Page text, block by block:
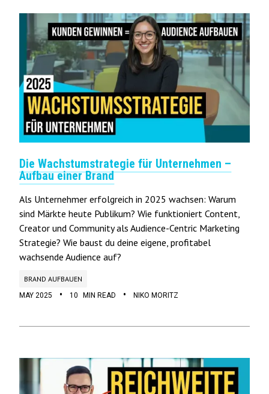
Die Wachstumstrategie für Unternehmen –
Aufbau einer Brand
Als Unternehmer erfolgreich in 2025 wachsen: Warum
sind Märkte heute Publikum? Wie funktioniert Content,
Creator und Community als Audience-Centric Marketing
Strategie? Wie baust du deine eigene, profitabel
wachsende Audience auf?
BRAND AUFBAUEN
MAY 2025 • 10 MIN READ • NIKO MORITZ